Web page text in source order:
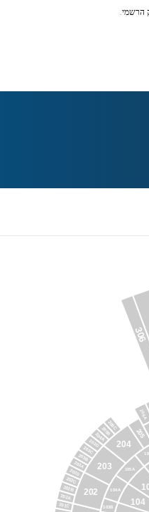
הרשמי.
104
103B
104A
105A
202
203
204
205
201C
202A
202B
202C
202D
203A
203B
203C
203D
204A
205B
206C
206A
306